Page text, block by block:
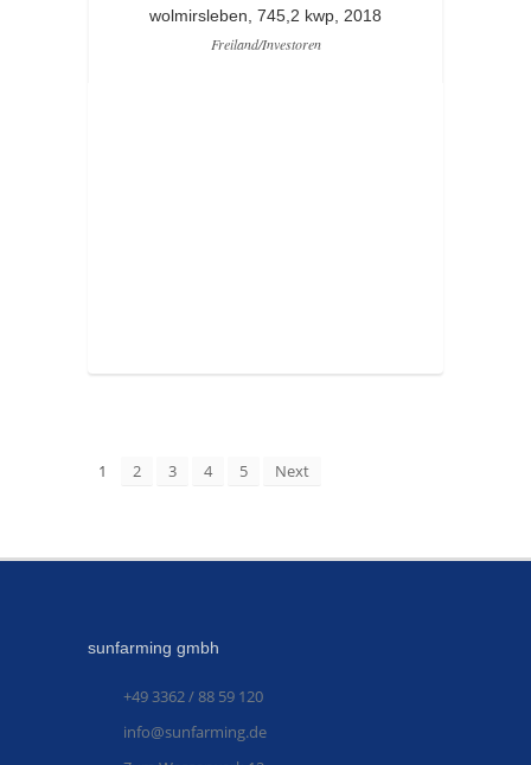
wolmirsleben, 745,2 kwp, 2018
Freiland/Investoren
1 2 3 4 5 Next
sunfarming gmbh
+49 3362 / 88 59 120
info@sunfarming.de